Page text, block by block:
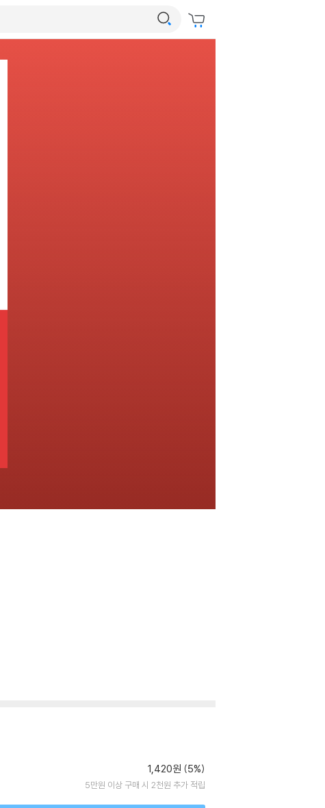
1,420원 (5%)
5만원 이상 구매 시 2천원 추가 적립